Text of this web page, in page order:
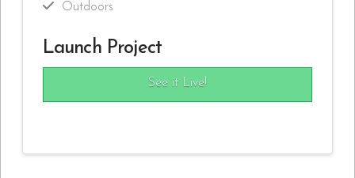
Outdoors
Launch Project
See it Live!